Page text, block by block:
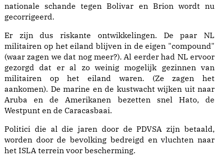
nationale schande tegen Bolivar en Brion wordt nu
gecorrigeerd.
Er zijn dus riskante ontwikkelingen. De paar NL
militairen op het eiland blijven in de eigen "compound"
(waar zagen we dat nog meer?). Al eerder had NL ervoor
gezorgd dat er al zo weinig mogelijk gezinnen van
militairen op het eiland waren. (Ze zagen het
aankomen). De marine en de kustwacht wijken uit naar
Aruba en de Amerikanen bezetten snel Hato, de
Westpunt en de Caracasbaai.
Politici die al die jaren door de PDVSA zijn betaald,
worden door de bevolking bedreigd en vluchten naar
het ISLA terrein voor bescherming.